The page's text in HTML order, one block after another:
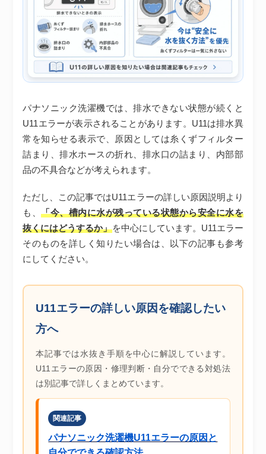
パナソニック洗濯機では、排水できない状態が続くと
U11エラーが表示されることがあります。U11は排水異
常を知らせる表示で、原因としては糸くずフィルター
詰まり、排水ホースの折れ、排水口の詰まり、内部部
品の不具合などが考えられます。
ただし、この記事ではU11エラーの詳しい原因説明より
も、「今、槽内に水が残っている状態から安全に水を
抜くにはどうするか」を中心にしています。U11エラー
そのものを詳しく知りたい場合は、以下の記事も参考
にしてください。
U11エラーの詳しい原因を確認したい
方へ
本記事では水抜き手順を中心に解説しています。
U11エラーの原因・修理判断・自分でできる対処法
は別記事で詳しくまとめています。
関連記事
パナソニック洗濯機U11エラーの原因と